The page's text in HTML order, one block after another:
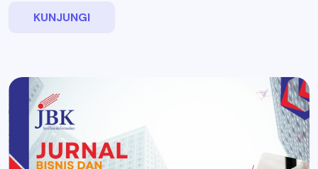
KUNJUNGI